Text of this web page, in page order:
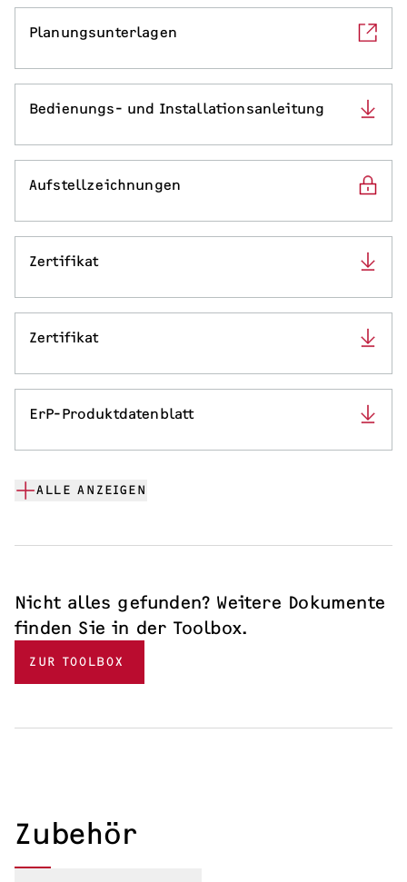
Planungsunterlagen
Bedienungs- und Installationsanleitung
Aufstellzeichnungen
Zertifikat
Zertifikat
ErP-Produktdatenblatt
ALLE ANZEIGEN
Nicht alles gefunden? Weitere Dokumente
finden Sie in der Toolbox.
ZUR TOOLBOX
Zubehör